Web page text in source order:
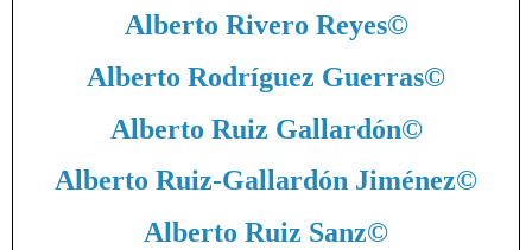
Alberto Rivero Reyes©
Alberto Rodríguez Guerras©
Alberto Ruiz Gallardón©
Alberto Ruiz-Gallardón Jiménez©
Alberto Ruiz Sanz©